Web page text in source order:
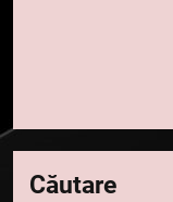
Căutare